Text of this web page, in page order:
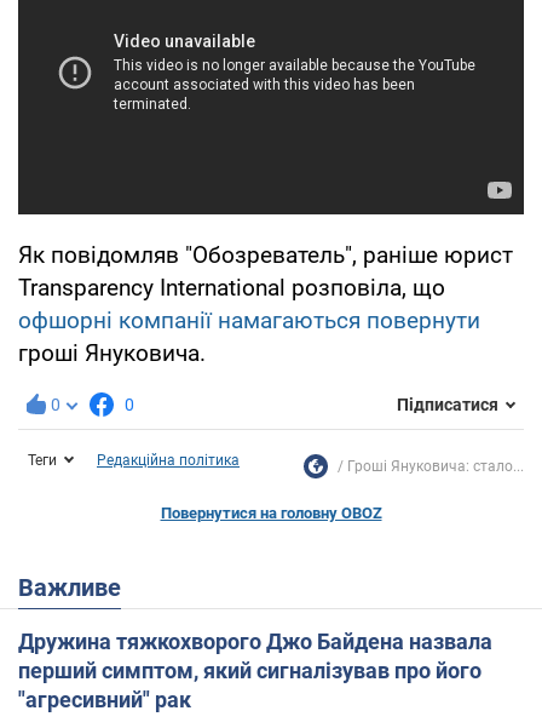
Як повідомляв "Обозреватель", раніше юрист
Transparency International розповіла, що
офшорні компанії намагаються повернути
гроші Януковича.
0 0 Підписатися
Теги Редакційна політика Гроші Януковича: стало...
Повернутися на головну OBOZ
Важливе
Дружина тяжкохворого Джо Байдена назвала
перший симптом, який сигналізував про його
"агресивний" рак